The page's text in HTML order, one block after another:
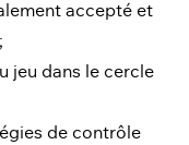
accepté et
jeu dans le cercle
de contrôle